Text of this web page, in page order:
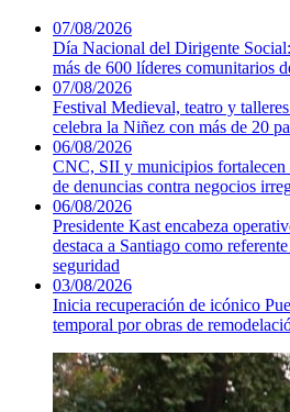
07/08/2026
Día Nacional del Dirigente
más de 600 líderes comunitarios
07/08/2026
Festival Medieval, teatro y
celebra la Niñez con más de 20
06/08/2026
CNC, SII y municipios fortalecen
de denuncias contra negocios
06/08/2026
Presidente Kast encabeza
destaca a Santiago como
seguridad
03/08/2026
Inicia recuperación de icónico
temporal por obras de